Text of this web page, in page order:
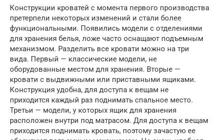
Конструкции кроватей с момента первого производства
претерпели некоторых изменений и стали более
функциональными. Появились модели с отделениями
для хранения белья, ложе часто оснащают подъемным
механизмом. Разделить все кровати можно на три
вида. Первый — классические модели, не
оборудованные местом для хранения. Вторые —
кровати с выдвижными или приставными ящиками.
Конструкция удобна, для доступа к вещам не
приходится каждый раз поднимать спальное место.
Третьи — модели, у которых ящик для хранения
расположен внутри под матрасом. Для доступа к вещам
приходится поднимать кровать, поэтому зачастую ее